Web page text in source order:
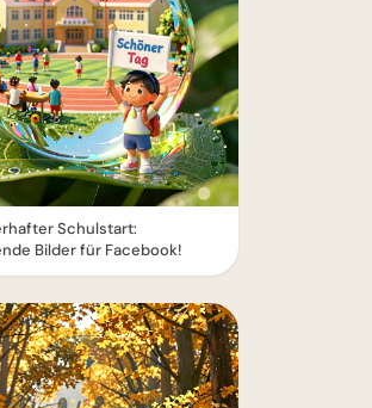
Schulstart:
Bilder für Facebook!